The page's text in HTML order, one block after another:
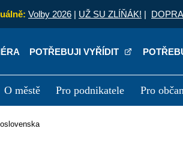
Volby 2026 | UŽ SU ZLÍŇÁK! |
POTŘEBUJI VYŘÍDIT
O městě Pro podnikatele Pro